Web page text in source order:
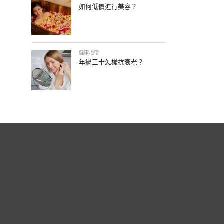
如何低價進行美容？
健康地帶
年過三十怎樣抗衰老？